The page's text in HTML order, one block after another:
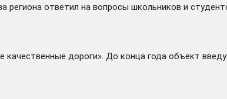
региона ответил на вопросы школьников и
качественные дороги». До конца года объект